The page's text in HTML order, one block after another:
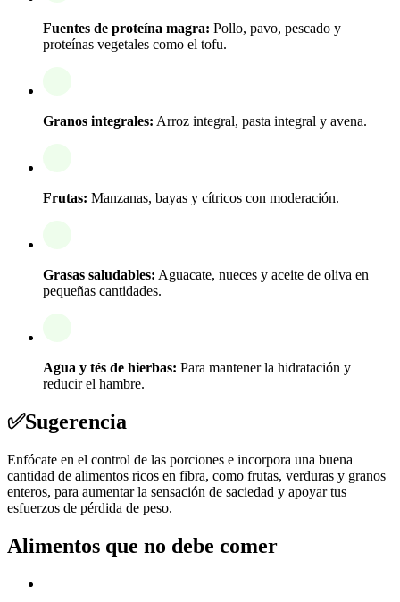
Fuentes de proteína magra: Pollo, pavo, pescado y
proteínas vegetales como el tofu.
Granos integrales: Arroz integral, pasta integral y avena.
Frutas: Manzanas, bayas y cítricos con moderación.
Grasas saludables: Aguacate, nueces y aceite de oliva en
pequeñas cantidades.
Agua y tés de hierbas: Para mantener la hidratación y
reducir el hambre.
✅Sugerencia
Enfócate en el control de las porciones e incorpora una buena
cantidad de alimentos ricos en fibra, como frutas, verduras y granos
enteros, para aumentar la sensación de saciedad y apoyar tus
esfuerzos de pérdida de peso.
Alimentos que no debe comer